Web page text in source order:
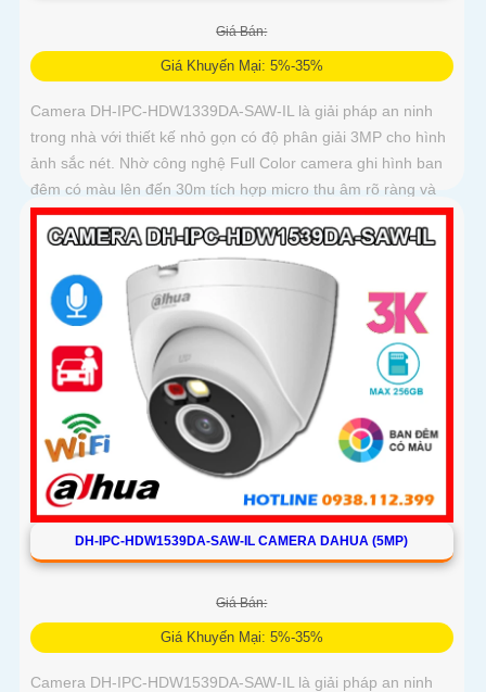
Giá Bán:
Giá Khuyến Mại: 5%-35%
Camera DH-IPC-HDW1339DA-SAW-IL là giải pháp an ninh
trong nhà với thiết kế nhỏ gọn có độ phân giải 3MP cho hình
ảnh sắc nét. Nhờ công nghệ Full Color camera ghi hình ban
đêm có màu lên đến 30m tích hợp micro thu âm rõ ràng và
khả năng phát hiện người, phương tiện thông minh
DH-IPC-HDW1539DA-SAW-IL CAMERA DAHUA (5MP)
Giá Bán:
Giá Khuyến Mại: 5%-35%
Camera DH-IPC-HDW1539DA-SAW-IL là giải pháp an ninh